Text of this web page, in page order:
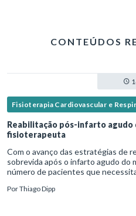
CONTEÚDOS
Fisioterapia Cardiovascular e
Reabilitação pós-infarto agudo
fisioterapeuta
Com o avanço das estratégias de
sobrevida após o infarto agudo do
número de pacientes que
PorThiago Dipp